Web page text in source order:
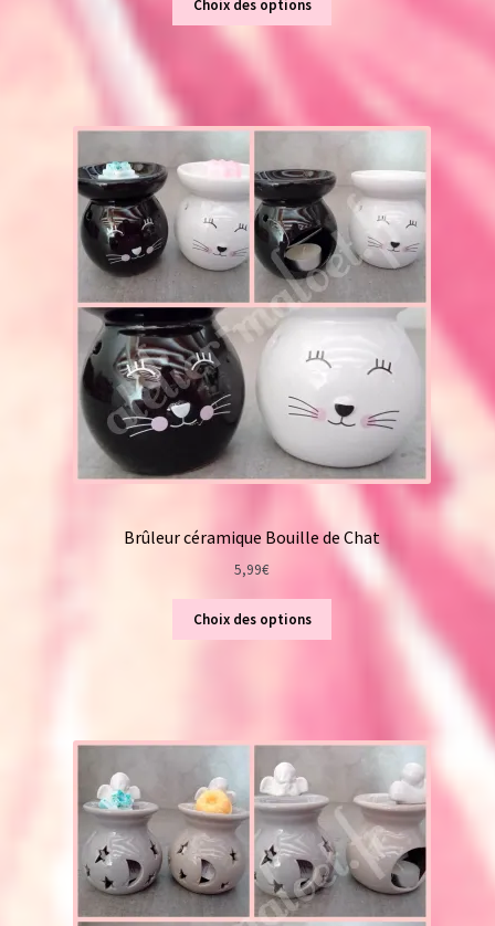
Choix des options
Brûleur céramique Bouille de Chat
5,99€
Choix des options